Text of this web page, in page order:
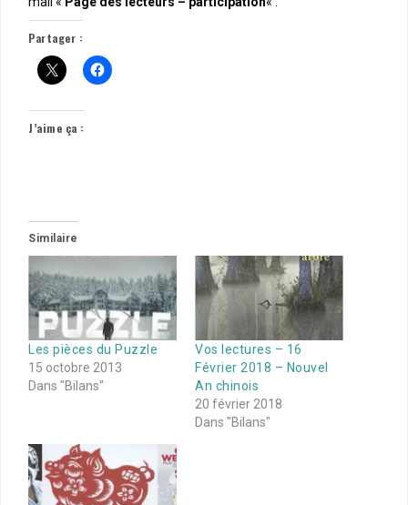
Partager :
J’aime ça :
Similaire
Les pièces du Puzzle
15 octobre 2013
Dans "Bilans"
Vos lectures – 16
Février 2018 – Nouvel
An chinois
20 février 2018
Dans "Bilans"